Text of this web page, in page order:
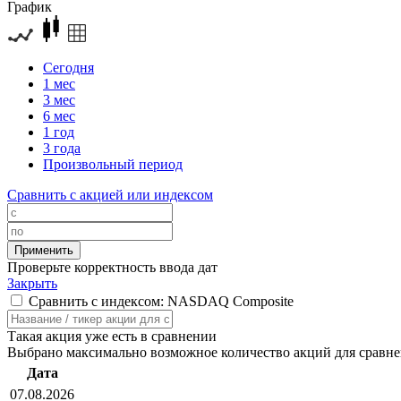
График
Сегодня
1 мес
3 мес
6 мес
1 год
3 года
Произвольный период
Сравнить с акцией или индексом
Проверьте корректность ввода дат
Закрыть
Сравнить с индексом: NASDAQ Composite
Такая акция уже есть в сравнении
Выбрано максимально возможное количество акций для
Дата
07.08.2026